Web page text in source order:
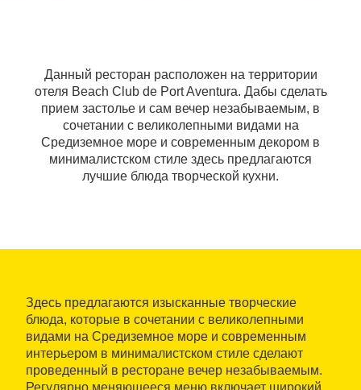
Данный ресторан расположен на территории
отеля Beach Club de Port Aventura. Дабы сделать
прием застолье и сам вечер незабываемым, в
сочетании с великолепными видами на
Средиземное море и современным декором в
минималистском стиле здесь предлагаются
лучшие блюда творческой кухни.
Здесь предлагаются изысканные творческие
блюда, которые в сочетании с великолепными
видами на Средиземное море и современным
интерьером в минималистском стиле сделают
проведенный в ресторане вечер незабываемым.
Регулярно меняющееся меню включает широкий